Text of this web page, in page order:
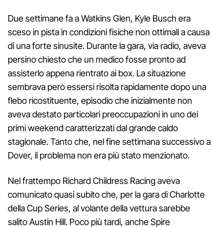
Due settimane fa a Watkins Glen, Kyle Busch era
sceso in pista in condizioni fisiche non ottimali a causa
di una forte sinusite. Durante la gara, via radio, aveva
persino chiesto che un medico fosse pronto ad
assisterlo appena rientrato ai box. La situazione
sembrava però essersi risolta rapidamente dopo una
flebo ricostituente, episodio che inizialmente non
aveva destato particolari preoccupazioni in uno dei
primi weekend caratterizzati dal grande caldo
stagionale. Tanto che, nel fine settimana successivo a
Dover, il problema non era più stato menzionato.
Nel frattempo Richard Childress Racing aveva
comunicato quasi subito che, per la gara di Charlotte
della Cup Series, al volante della vettura sarebbe
salito Austin Hill. Poco più tardi, anche Spire